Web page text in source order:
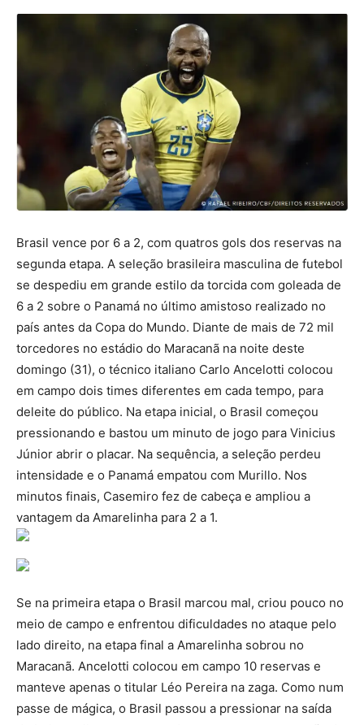
Brasil vence por 6 a 2, com quatros gols dos reservas na
segunda etapa. A seleção brasileira masculina de futebol
se despediu em grande estilo da torcida com goleada de
6 a 2 sobre o Panamá no último amistoso realizado no
país antes da Copa do Mundo. Diante de mais de 72 mil
torcedores no estádio do Maracanã na noite deste
domingo (31), o técnico italiano Carlo Ancelotti colocou
em campo dois times diferentes em cada tempo, para
deleite do público. Na etapa inicial, o Brasil começou
pressionando e bastou um minuto de jogo para Vinicius
Júnior abrir o placar. Na sequência, a seleção perdeu
intensidade e o Panamá empatou com Murillo. Nos
minutos finais, Casemiro fez de cabeça e ampliou a
vantagem da Amarelinha para 2 a 1.
Se na primeira etapa o Brasil marcou mal, criou pouco no
meio de campo e enfrentou dificuldades no ataque pelo
lado direito, na etapa final a Amarelinha sobrou no
Maracanã. Ancelotti colocou em campo 10 reservas e
manteve apenas o titular Léo Pereira na zaga. Como num
passe de mágica, o Brasil passou a pressionar na saída